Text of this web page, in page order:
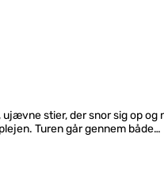
stier, der snor sig op og
Turen går gennem både…